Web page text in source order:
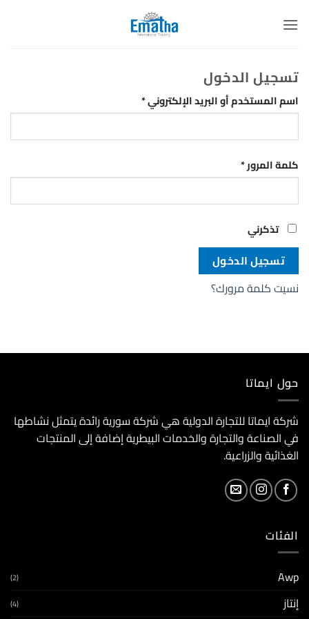
للمحتوى
تسجيل الدخول
اسم المستخدم أو البريد الإلكتروني*مطلوبة
كلمة المرور*مطلوبة
تذكرني
تسجيل الدخول
نسيت كلمة مرورك؟
حول ايماتا
شركة ايماتا للتجارة الدولية هي شركة سورية رائدة يتمثل نشاطها
في الصناعة والتجارة والخدمات البيطرية إضافة إلى المنتجات
الغذائية والزراعية.
الفئات
Awp
(2)
إنتاز (4)